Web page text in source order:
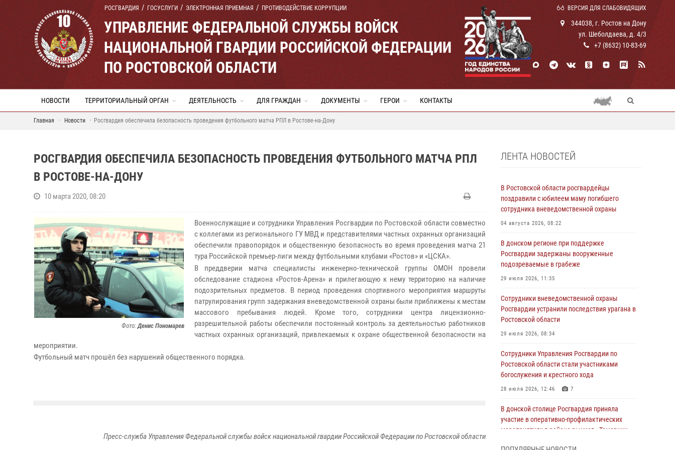
РОСГВАРДИЯ ГОСУСЛУГИ ЭЛЕКТРОННАЯ ПРИЕМНАЯ ПРОТИВОДЕЙСТВИЕ КОРРУПЦИИ ВЕРСИЯ ДЛЯ СЛАБОВИДЯЩИХ
УПРАВЛЕНИЕ ФЕДЕРАЛЬНОЙ СЛУЖБЫ ВОЙСК
НАЦИОНАЛЬНОЙ ГВАРДИИ РОССИЙСКОЙ ФЕДЕРАЦИИ
ПО РОСТОВСКОЙ ОБЛАСТИ
344038, г. Ростов на Дону
ул. Шеболдаева, д. 4/3
+7 (8632) 10-83-69
НОВОСТИ ТЕРРИТОРИАЛЬНЫЙ ОРГАН ДЕЯТЕЛЬНОСТЬ ДЛЯ ГРАЖДАН ДОКУМЕНТЫ ГЕРОИ КОНТАКТЫ
Главная Новости Росгвардия обеспечила безопасность проведения футбольного матча РПЛ в Ростове-на-Дону
РОСГВАРДИЯ ОБЕСПЕЧИЛА БЕЗОПАСНОСТЬ ПРОВЕДЕНИЯ ФУТБОЛЬНОГО МАТЧА РПЛ
В РОСТОВЕ-НА-ДОНУ
10 марта 2020, 08:20
Фото:Денис Пономарев
Военнослужащие и сотрудники Управления Росгвардии по Ростовской области совместно
с коллегами из регионального ГУ МВД и представителями частных охранных организаций
обеспечили правопорядок и общественную безопасность во время проведения матча 21
тура Российской премьер-лиги между футбольными клубами «Ростов» и «ЦСКА».
В преддверии матча специалисты инженерно-технической группы ОМОН провели
обследование стадиона «Ростов-Арена» и прилегающую к нему территорию на наличие
подозрительных предметов. В период проведения спортивного мероприятия маршруты
патрулирования групп задержания вневедомственной охраны были приближены к местам
массового пребывания людей. Кроме того, сотрудники центра лицензионно-
разрешительной работы обеспечили постоянный контроль за деятельностью работников
частных охранных организаций, привлекаемых к охране общественной безопасности на
мероприятии.
Футбольный матч прошёл без нарушений общественного порядка.
Пресс-служба Управления Федеральной службы войск национальной гвардии Российской Федерации по Ростовской области
ЛЕНТА НОВОСТЕЙ
В Ростовской области росгвардейцы
поздравили с юбилеем маму погибшего
сотрудника вневедомственной охраны
04 августа 2026, 08:22
В донском регионе при поддержке
Росгвардии задержаны вооруженные
подозреваемые в грабеже
29 июля 2026, 11:35
Сотрудники вневедомственной охраны
Росгвардии устранили последствия урагана в
Ростовской области
29 июля 2026, 08:34
Сотрудники Управления Росгвардии по
Ростовской области стали участниками
богослужения и крестного хода
28 июля 2026, 12:46 7
В донской столице Росгвардия приняла
участие в оперативно-профилактических
мероприятиях в районе рынков «Темерник»